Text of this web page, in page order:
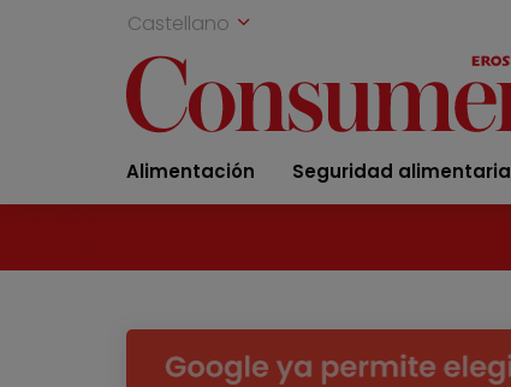
Castellano
Alimentación Seguridad alimentaria